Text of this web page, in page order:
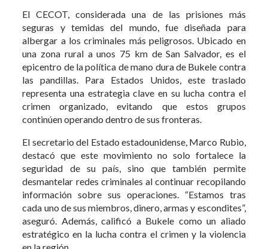
El CECOT, considerada una de las prisiones más
seguras y temidas del mundo, fue diseñada para
albergar a los criminales más peligrosos. Ubicado en
una zona rural a unos 75 km de San Salvador, es el
epicentro de la política de mano dura de Bukele contra
las pandillas. Para Estados Unidos, este traslado
representa una estrategia clave en su lucha contra el
crimen organizado, evitando que estos grupos
continúen operando dentro de sus fronteras.
El secretario del Estado estadounidense, Marco Rubio,
destacó que este movimiento no solo fortalece la
seguridad de su país, sino que también permite
desmantelar redes criminales al continuar recopilando
información sobre sus operaciones. “Estamos tras
cada uno de sus miembros, dinero, armas y escondites”,
aseguró. Además, calificó a Bukele como un aliado
estratégico en la lucha contra el crimen y la violencia